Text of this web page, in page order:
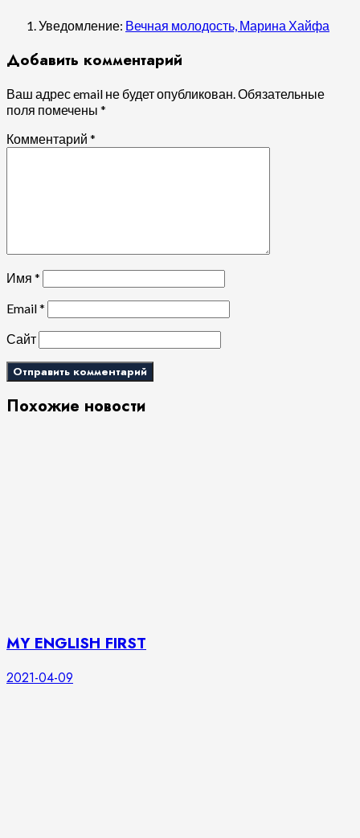
Уведомление: Вечная молодость, Марина Хайфа
Добавить комментарий
Ваш адрес email не будет опубликован. Обязательные
поля помечены *
Комментарий *
Имя *
Email*
Сайт
Похожие новости
MY ENGLISH FIRST
2021-04-09